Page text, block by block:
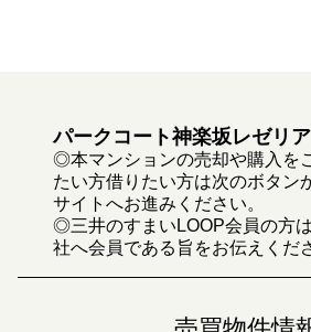
パークコート神楽坂レゼリア
◎本マンションの売却や購入を
たい方借りたい方は次のボタン
サイトへお進みください。
◎三井のすまいLOOP会員の方
社へ会員である旨をお伝えくだ